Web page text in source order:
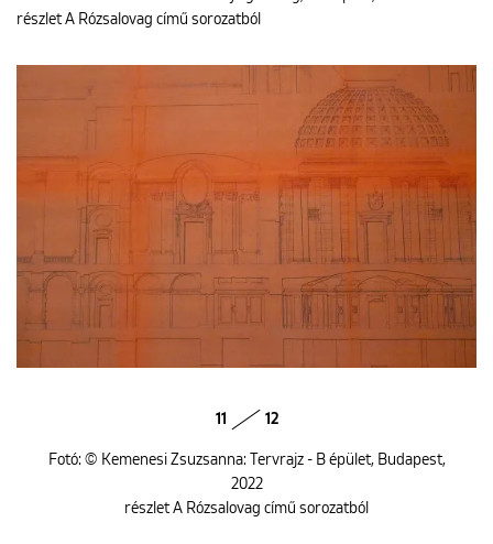
részlet A Rózsalovag című sorozatból
11 12
Fotó: © Kemenesi Zsuzsanna: Tervrajz - B épület, Budapest,
2022
részlet A Rózsalovag című sorozatból